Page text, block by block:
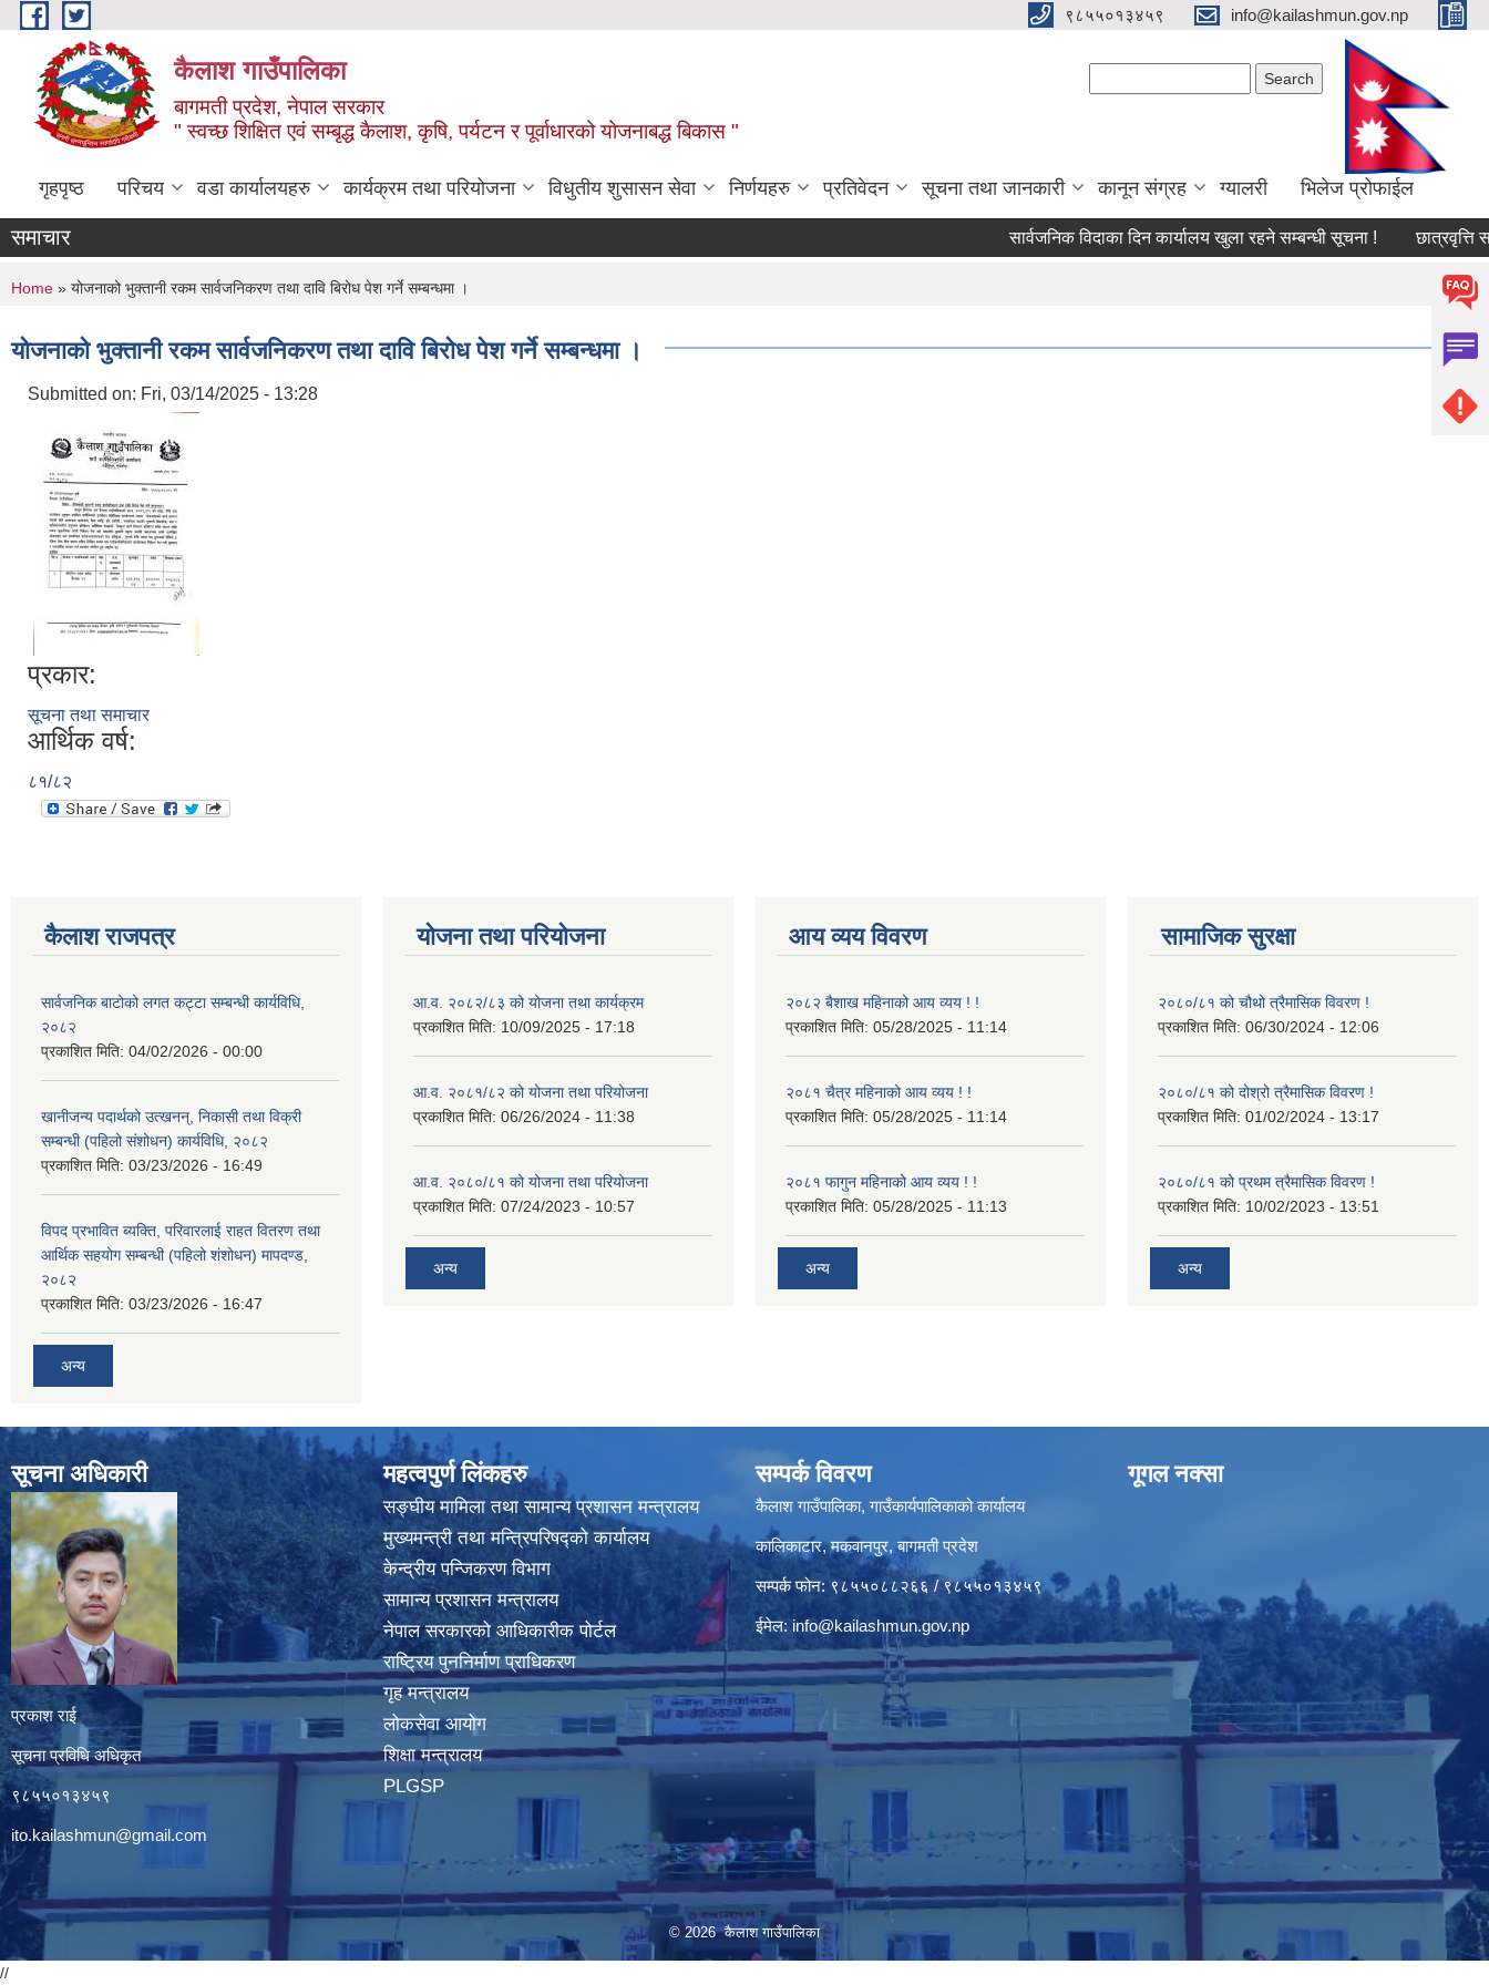
Skip to main content ९८५५०१३४५९ info@kailashmun.gov.np
कैलाश गाउँपालिका
बागमती प्रदेश, नेपाल सरकार
" स्वच्छ शिक्षित एवं सम्बृद्ध कैलाश, कृषि, पर्यटन र पूर्वाधारको योजनाबद्ध बिकास "
गृहपृष्ठ परिचय वडा कार्यालयहरु कार्यक्रम तथा परियोजना विधुतीय शुसासन सेवा निर्णयहरु प्रतिवेदन सूचना तथा जानकारी कानून संग्रह ग्यालरी भिलेज प्रोफाईल
समाचार सार्वजनिक विदाका दिन कार्यालय खुला रहने सम्बन्धी सूचना ! छात्रवृत्ति
You are here
Home » योजनाको भुक्तानी रकम सार्वजनिकरण तथा दावि बिरोध पेश गर्ने सम्बन्धमा ।
योजनाको भुक्तानी रकम सार्वजनिकरण तथा दावि बिरोध पेश गर्ने सम्बन्धमा ।
Submitted on: Fri, 03/14/2025 - 13:28
प्रकार:
सूचना तथा समाचार
आर्थिक वर्ष:
८१/८२
कैलाश राजपत्र
सार्वजनिक बाटोको लगत कट्टा सम्बन्धी कार्यविधि,
२०८२
प्रकाशित मिति: 04/02/2026 - 00:00
खानीजन्य पदार्थको उत्खनन्, निकासी तथा विक्री
सम्बन्धी (पहिलो संशोधन) कार्यविधि, २०८२
प्रकाशित मिति: 03/23/2026 - 16:49
विपद प्रभावित ब्यक्ति, परिवारलाई राहत वितरण तथा
आर्थिक सहयोग सम्बन्धी (पहिलो शंशोधन) मापदण्ड,
२०८२
प्रकाशित मिति: 03/23/2026 - 16:47
अन्य
योजना तथा परियोजना
आ.व. २०८२/८३ को योजना तथा कार्यक्रम
प्रकाशित मिति: 10/09/2025 - 17:18
आ.व. २०८१/८२ को योजना तथा परियोजना
प्रकाशित मिति: 06/26/2024 - 11:38
आ.व. २०८०/८१ को योजना तथा परियोजना
प्रकाशित मिति: 07/24/2023 - 10:57
अन्य
आय व्यय विवरण
२०८२ बैशाख महिनाको आय व्यय ! !
प्रकाशित मिति: 05/28/2025 - 11:14
२०८१ चैत्र महिनाको आय व्यय ! !
प्रकाशित मिति: 05/28/2025 - 11:14
२०८१ फागुन महिनाको आय व्यय ! !
प्रकाशित मिति: 05/28/2025 - 11:13
अन्य
सामाजिक सुरक्षा
२०८०/८१ को चौथो त्रैमासिक विवरण !
प्रकाशित मिति: 06/30/2024 - 12:06
२०८०/८१ को दोश्रो त्रैमासिक विवरण !
प्रकाशित मिति: 01/02/2024 - 13:17
२०८०/८१ को प्रथम त्रैमासिक विवरण !
प्रकाशित मिति: 10/02/2023 - 13:51
अन्य
सूचना अधिकारी
प्रकाश राई
सूचना प्रविधि अधिकृत
९८५५०१३४५९
ito.kailashmun@gmail.com
महत्वपुर्ण लिंकहरु
सङ्घीय मामिला तथा सामान्य प्रशासन मन्त्रालय
मुख्यमन्त्री तथा मन्त्रिपरिषद्‍को कार्यालय
केन्द्रीय पन्जिकरण विभाग
सामान्य प्रशासन मन्त्रालय
नेपाल सरकारको आधिकारीक पोर्टल
राष्ट्रिय पुननिर्माण प्राधिकरण
गृह मन्त्रालय
लोकसेवा आयोग
शिक्षा मन्त्रालय
PLGSP
सम्पर्क विवरण
कैलाश गाउँपालिका, गाउँकार्यपालिकाको कार्यालय
कालिकाटार, मकवानपुर, बागमती प्रदेश
सम्पर्क फोन: ९८५५०८८२६६ / ९८५५०१३४५९
ईमेल:info@kailashmun.gov.np
गूगल नक्सा
© 2026 कैलाश गाउँपालिका
//